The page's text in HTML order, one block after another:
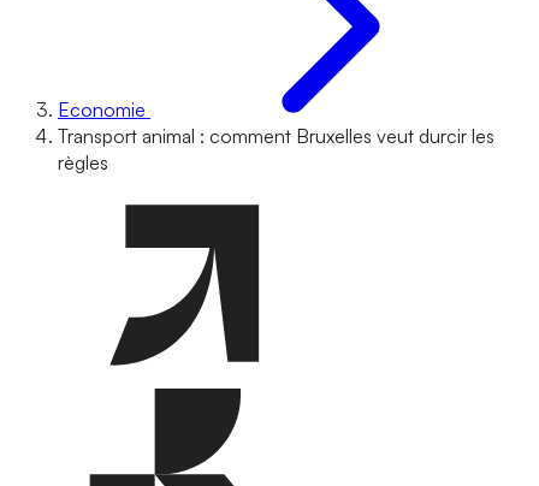
Economie
Transport animal : comment Bruxelles veut durcir les
règles